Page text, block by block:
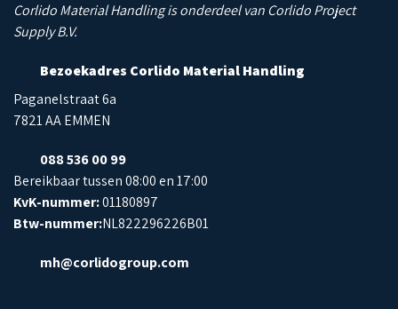
Corlido Material Handling is onderdeel van Corlido Project
Supply B.V.
Bezoekadres Corlido Material Handling
Paganelstraat 6a
7821 AA EMMEN
088 536 00 99
Bereikbaar tussen 08:00 en 17:00
KvK-nummer:01180897
Btw-nummer:NL822296226B01
mh@corlidogroup.com